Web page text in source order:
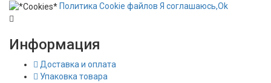
Политика Сookie файлов Я соглашаюсь,Ok
Информация
Доставка и оплата
Упаковка товара